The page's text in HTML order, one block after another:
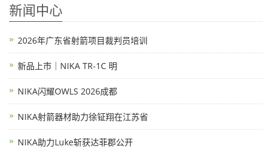
新闻中心
2026年广东省射箭项目裁判员培训
新品上市｜NIKA TR-1C 明
NIKA闪耀OWLS 2026成都
NIKA射箭器材助力徐钲翔在江苏省
NIKA助力Luke斩获达菲郡公开